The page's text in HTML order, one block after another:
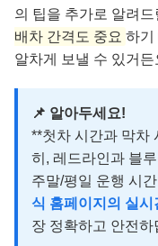
의 팁을 추가로 알려드
배차 간격도 중요 하기
알차게 보낼 수 있거든
📌 알아두세요!
**첫차 시간과 막차
히, 레드라인과 블
주말/평일 운행 시
식 홈페이지의 실시
장 정확하고 안전하